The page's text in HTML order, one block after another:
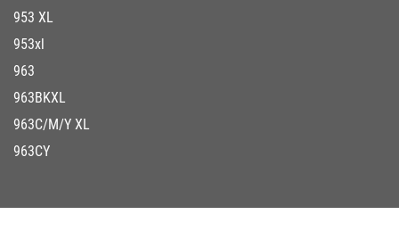
953 XL
953xl
963
963BKXL
963C/M/Y XL
963CY